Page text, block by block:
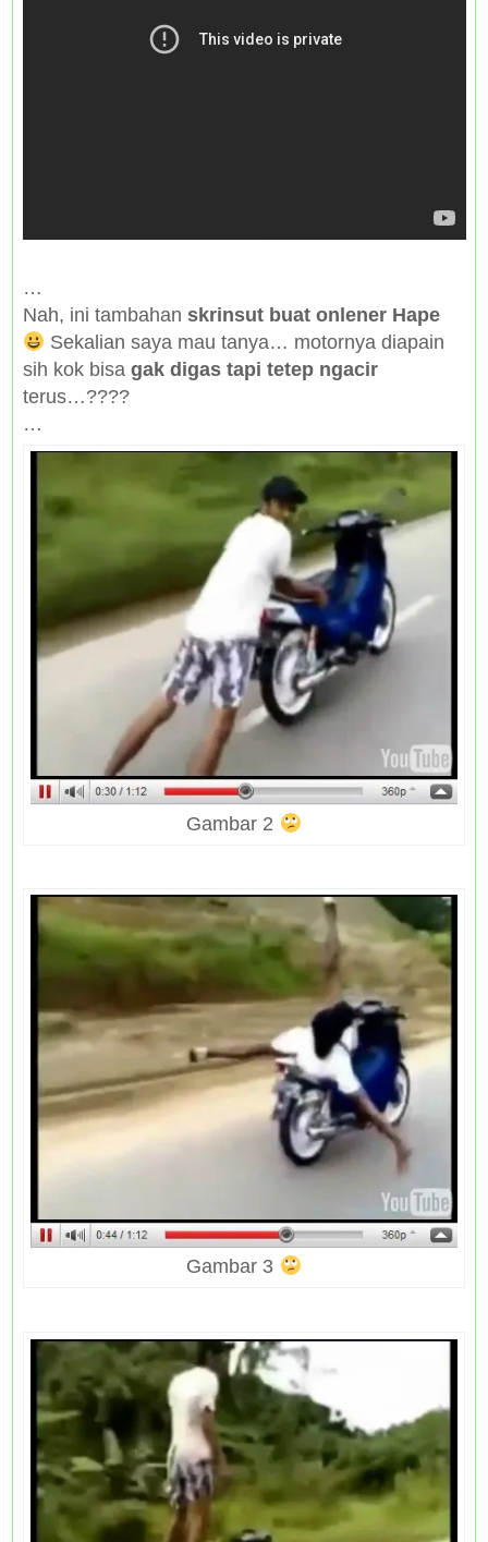
…
Nah, ini tambahan skrinsut buat onlener Hape
Sekalian saya mau tanya… motornya diapain
sih kok bisa gak digas tapi tetep ngacir
terus…????
…
Gambar 2
Gambar 3